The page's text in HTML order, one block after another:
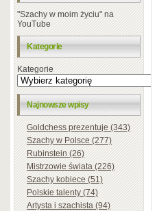
"Szachy w moim życiu" na
YouTube
Kategorie
Kategorie
Najnowsze wpisy
Goldchess prezentuje (343)
Szachy w Polsce (277)
Rubinstein (26)
Mistrzowie świata (226)
Szachy kobiece (51)
Polskie talenty (74)
Artysta i szachista (94)